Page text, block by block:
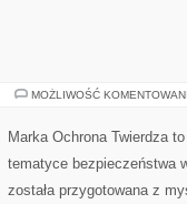
MOŻLIWOŚĆ
Marka Ochrona Twierdza
tematyce bezpieczeństwa
została przygotowana z